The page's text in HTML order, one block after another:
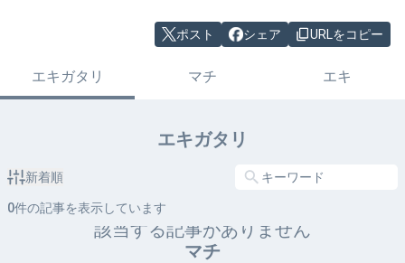
ポスト シェア URLをコピー
エキガタリ マチ エキ
エキガタリ
新着順
0件の記事を表示しています
該当する記事がありません
マチ